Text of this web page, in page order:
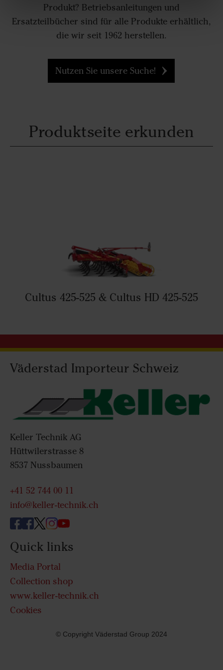
Produkt? Betriebsanleitungen und
Ersatzteilbücher sind für alle Produkte erhältlich,
die wir seit 1962 herstellen.
Nutzen Sie unsere Suche!
Produktseite erkunden
Cultus 425-525 & Cultus HD 425-525
Väderstad Importeur Schweiz
Keller Technik AG
Hüttwilerstrasse 8
8537 Nussbaumen
+41 52 744 00 11
info@keller-technik.ch
Quick links
Media Portal
Collection shop
www.keller-technik.ch
Cookies
© Copyright Väderstad Group 2024